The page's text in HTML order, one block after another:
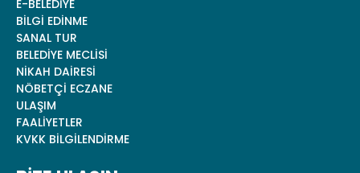
E-BELEDİYE
BİLGİ EDİNME
SANAL TUR
BELEDİYE MECLİSİ
NİKAH DAİRESİ
NÖBETÇİ ECZANE
ULAŞIM
FAALİYETLER
KVKK BİLGİLENDİRME